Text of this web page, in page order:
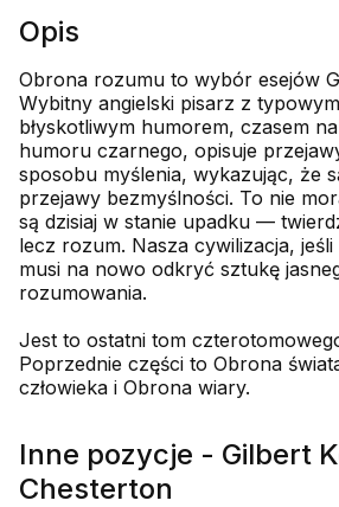
Opis
Obrona rozumu to wybór esejów
Wybitny angielski pisarz z
błyskotliwym humorem, czasem
humoru czarnego, opisuje
sposobu myślenia, wykazując, że
przejawy bezmyślności. To nie
są dzisiaj w stanie upadku —
lecz rozum. Nasza cywilizacja,
musi na nowo odkryć sztukę
rozumowania.
Jest to ostatni tom
Poprzednie części to Obrona
człowieka i Obrona wiary.
Inne pozycje - Gilbert
Chesterton